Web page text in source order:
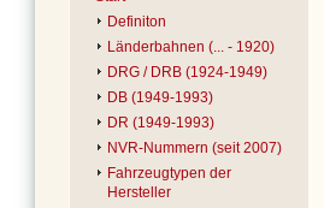
Definiton
Länderbahnen (... - 1920)
DRG / DRB (1924-1949)
DB (1949-1993)
DR (1949-1993)
NVR-Nummern (seit 2007)
Fahrzeugtypen der
Hersteller